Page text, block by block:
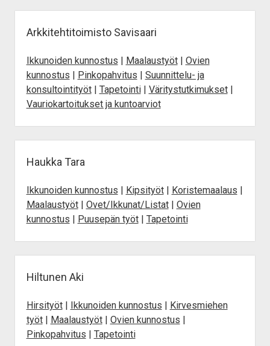
Ilmoittautuminen
Tietosuoja
Arkkitehtitoimisto Savisaari
Ikkunoiden kunnostus | Maalaustyöt| Ovien
kunnostus | Pinkopahvitus | Suunnittelu- ja
konsultointityöt| Tapetointi| Väritystutkimukset|
Vauriokartoitukset ja kuntoarviot
Haukka Tara
Ikkunoiden kunnostus | Kipsityöt| Koristemaalaus |
Maalaustyöt| Ovet/Ikkunat/Listat| Ovien
kunnostus | Puusepän työt| Tapetointi
Hiltunen Aki
Hirsityöt| Ikkunoiden kunnostus | Kirvesmiehen
työt| Maalaustyöt| Ovien kunnostus |
Pinkopahvitus | Tapetointi